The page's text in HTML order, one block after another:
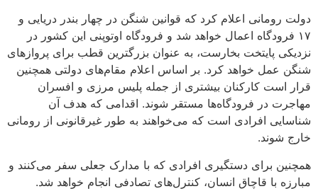
دولت رومانی اعلام کرد که قوانین شنگن در چهار بندر دریایی و
۱۷ فرودگاه اعمال خواهد شد و فرودگاه اوتوپنی این کشور در
نزدیکی پایتخت بخارست، به عنوان بزرگترین قطب برای پروازهای
شنگن عمل خواهد کرد. بر اساس اعلام مقام‌های دولتی همچنین
قرار است کارکنان بیشتری از جمله پلیس مرزی و افسران
مهاجرت در فرودگاه‌ها مستقر شوند. اقدامی که هدف آن
شناسایی افرادی است که می‌خواهند به طور غیرقانونی از رومانی
خارج شوند.
همچنین برای دستگیری افرادی که با مدارک جعلی سفر می‌کنند و
مبارزه با قاچاق انسان، کنترل‌های تصادفی انجام خواهد شد.